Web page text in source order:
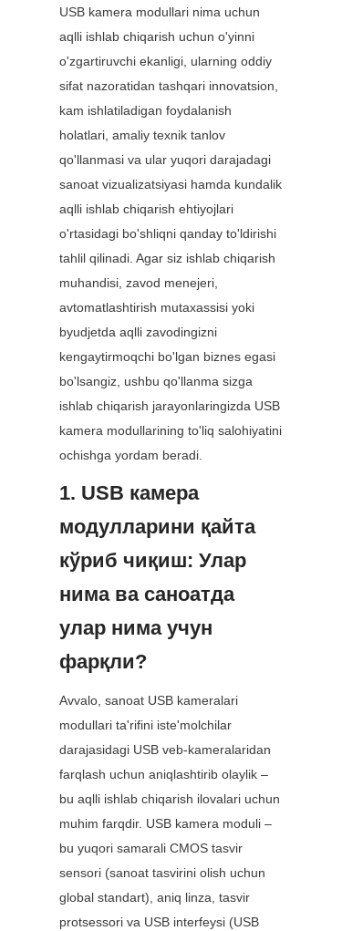
USB kamera modullari nima uchun
aqlli ishlab chiqarish uchun o'yinni
o'zgartiruvchi ekanligi, ularning oddiy
sifat nazoratidan tashqari innovatsion,
kam ishlatiladigan foydalanish
holatlari, amaliy texnik tanlov
qo'llanmasi va ular yuqori darajadagi
sanoat vizualizatsiyasi hamda kundalik
aqlli ishlab chiqarish ehtiyojlari
o'rtasidagi bo'shliqni qanday to'ldirishi
tahlil qilinadi. Agar siz ishlab chiqarish
muhandisi, zavod menejeri,
avtomatlashtirish mutaxassisi yoki
byudjetda aqlli zavodingizni
kengaytirmoqchi bo'lgan biznes egasi
bo'lsangiz, ushbu qo'llanma sizga
ishlab chiqarish jarayonlaringizda USB
kamera modullarining to'liq salohiyatini
ochishga yordam beradi.
1. USB камера
модулларини қайта
кўриб чиқиш: Улар
нима ва саноатда
улар нима учун
фарқли?
Avvalo, sanoat USB kameralari
modullari ta'rifini iste'molchilar
darajasidagi USB veb-kameralaridan
farqlash uchun aniqlashtirib olaylik –
bu aqlli ishlab chiqarish ilovalari uchun
muhim farqdir. USB kamera moduli –
bu yuqori samarali CMOS tasvir
sensori (sanoat tasvirini olish uchun
global standart), aniq linza, tasvir
protsessori va USB interfeysi (USB